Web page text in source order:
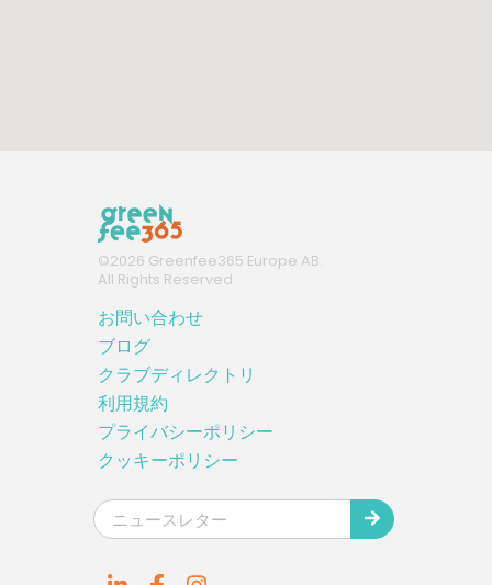
©2026 Greenfee365 Europe AB.
All Rights Reserved
お問い合わせ
ブログ
クラブディレクトリ
利用規約
プライバシーポリシー
クッキーポリシー